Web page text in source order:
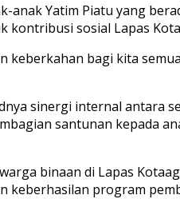
Yatim Piatu yang
sosial Lapas
bagi kita
sinergi internal antara
santunan kepada
binaan di Lapas
keberhasilan program